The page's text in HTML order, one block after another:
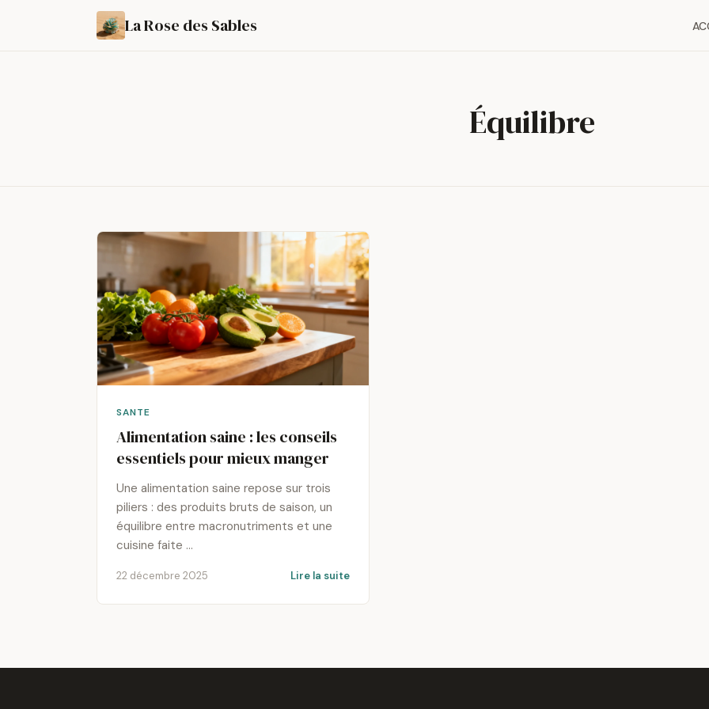
La Rose des Sables
Équilibre
SANTE
Alimentation saine : les conseils
essentiels pour mieux manger
Une alimentation saine repose sur trois
piliers : des produits bruts de saison, un
équilibre entre macronutriments et une
cuisine faite …
22 décembre 2025 Lire la suite